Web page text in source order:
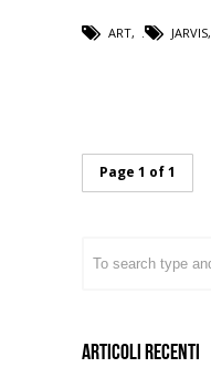
ART, JARVIS,
Page 1 of 1
Articoli recenti